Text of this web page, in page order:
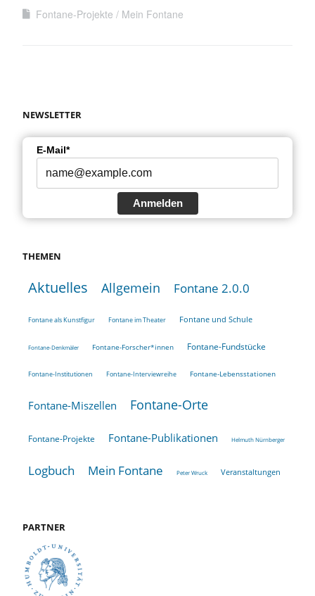
Fontane-Projekte Mein Fontane
NEWSLETTER
E-Mail*
Anmelden
THEMEN
Aktuelles Allgemein Fontane 2.0.0
Fontane als Kunstfigur Fontane im Theater Fontane und Schule
Fontane-Denkmäler Fontane-Forscher*innen Fontane-Fundstücke
Fontane-Institutionen Fontane-Interviewreihe Fontane-Lebensstationen
Fontane-Miszellen Fontane-Orte
Fontane-Projekte Fontane-Publikationen Helmuth Nürnberger
Logbuch Mein Fontane Peter Wruck Veranstaltungen
PARTNER